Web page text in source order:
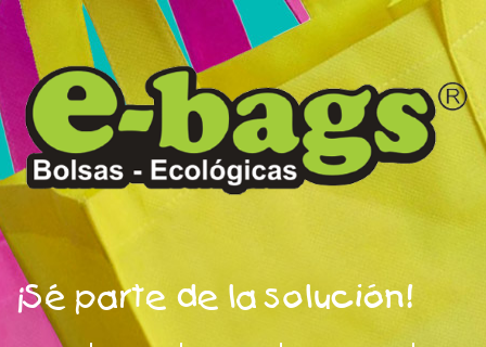
¡Sé parte de la solución!